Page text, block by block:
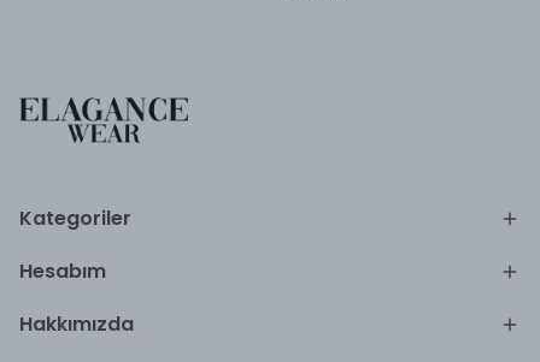
Kategoriler
Hesabım
Hakkımızda